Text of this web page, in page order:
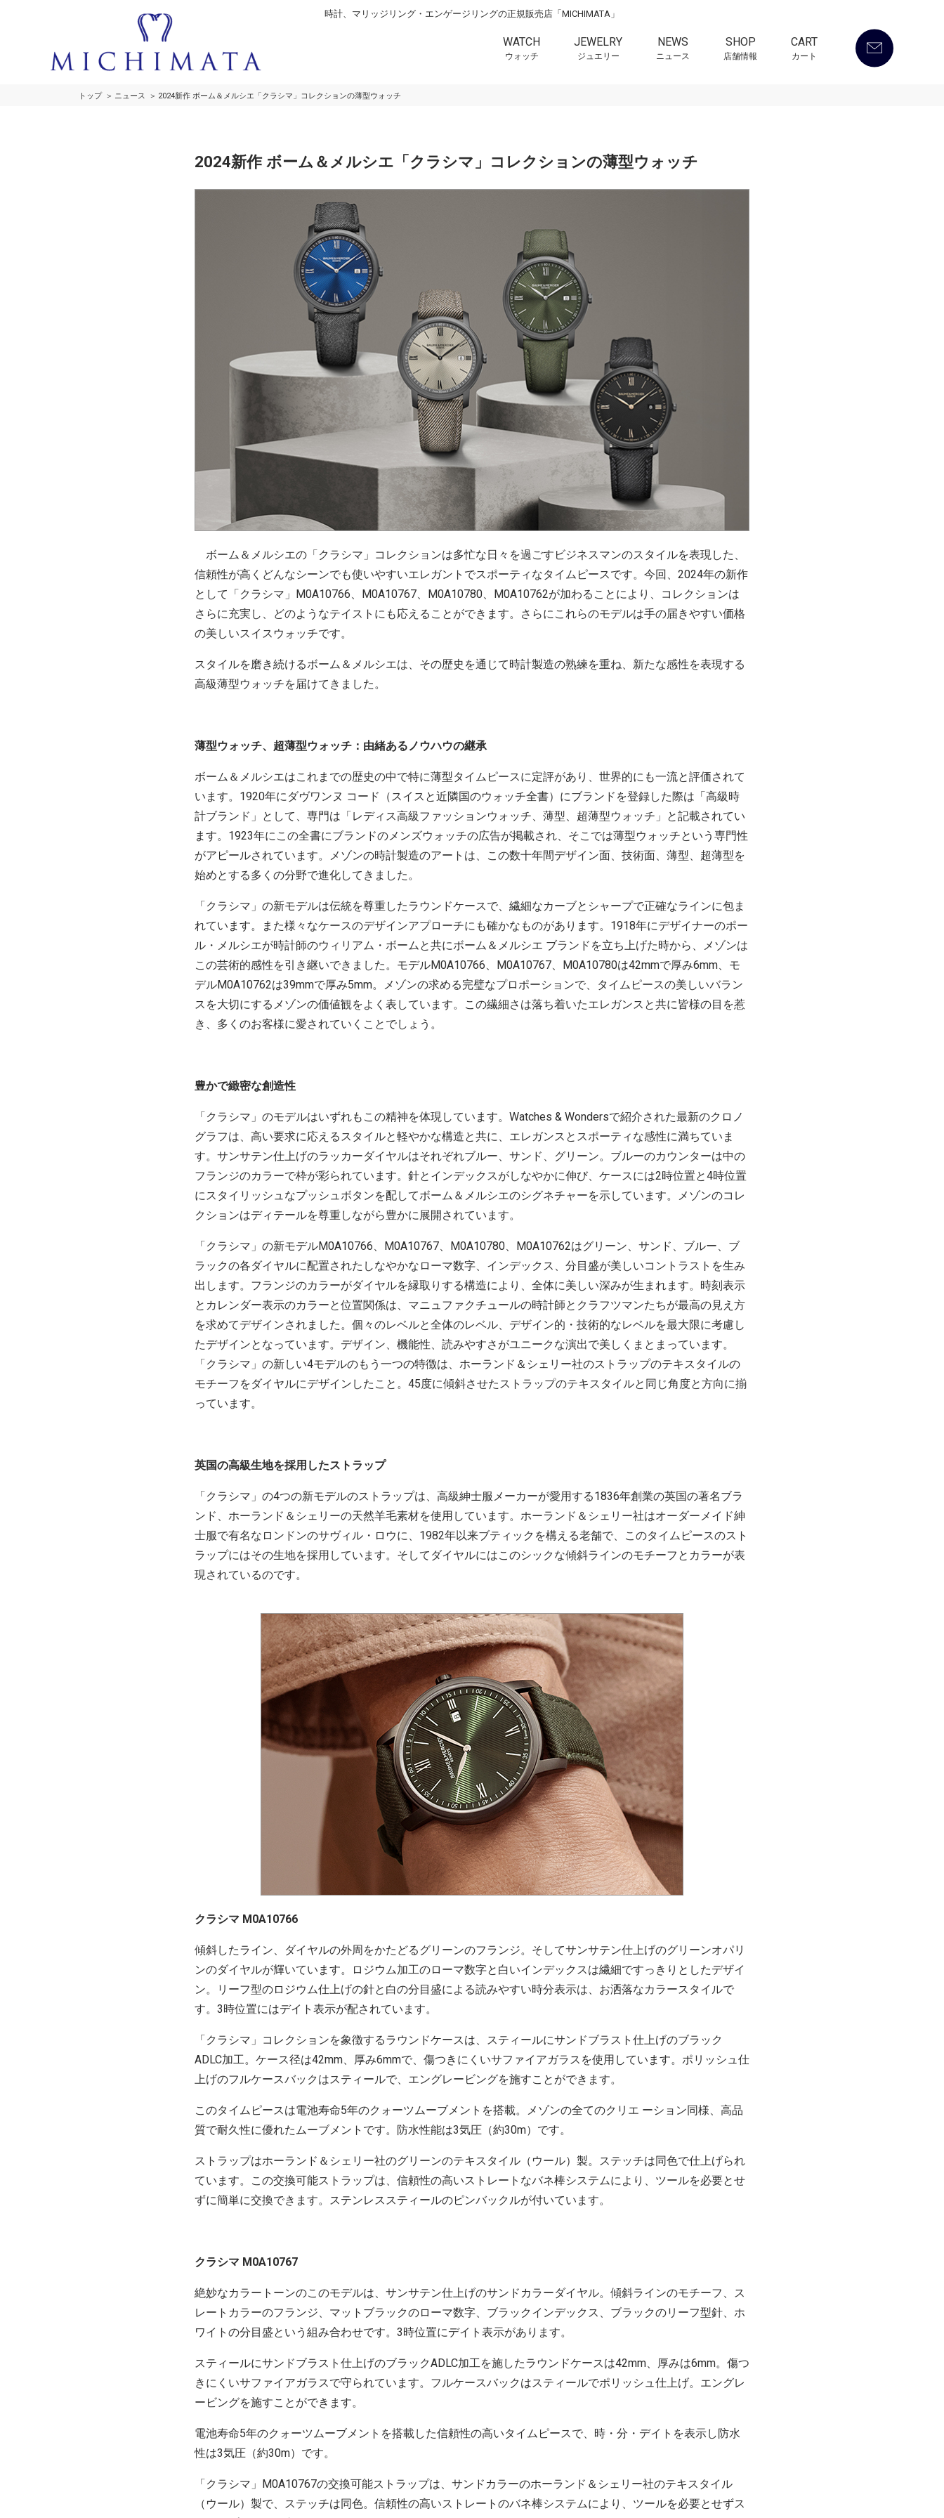
時計、マリッジリング・エンゲージリングの正規販売店「MICHIMATA」
WATCH
ウォッチ
JEWELRY
ジュエリー
NEWS
ニュース
SHOP
店舗情報
CART
カート
トップ ニュース 2024新作 ボーム＆メルシエ「クラシマ」コレクションの薄型ウォッチ
2024新作 ボーム＆メルシエ「クラシマ」コレクションの薄型ウォッチ
ボーム＆メルシエの「クラシマ」コレクションは多忙な日々を過ごすビジネスマンのスタイルを表現した、
信頼性が高くどんなシーンでも使いやすいエレガントでスポーティなタイムピースです。今回、2024年の新作
として「クラシマ」M0A10766、M0A10767、M0A10780、M0A10762が加わることにより、コレクションは
さらに充実し、どのようなテイストにも応えることができます。さらにこれらのモデルは手の届きやすい価格
の美しいスイスウォッチです。
スタイルを磨き続けるボーム＆メルシエは、その歴史を通じて時計製造の熟練を重ね、新たな感性を表現する
高級薄型ウォッチを届けてきました。
薄型ウォッチ、超薄型ウォッチ：由緒あるノウハウの継承
ボーム＆メルシエはこれまでの歴史の中で特に薄型タイムピースに定評があり、世界的にも一流と評価されて
います。1920年にダヴワンヌ コード（スイスと近隣国のウォッチ全書）にブランドを登録した際は「高級時
計ブランド」として、専門は「レディス高級ファッションウォッチ、薄型、超薄型ウォッチ」と記載されてい
ます。1923年にこの全書にブランドのメンズウォッチの広告が掲載され、そこでは薄型ウォッチという専門性
がアピールされています。メゾンの時計製造のアートは、この数十年間デザイン面、技術面、薄型、超薄型を
始めとする多くの分野で進化してきました。
「クラシマ」の新モデルは伝統を尊重したラウンドケースで、繊細なカーブとシャープで正確なラインに包ま
れています。また様々なケースのデザインアプローチにも確かなものがあります。1918年にデザイナーのポー
ル・メルシエが時計師のウィリアム・ボームと共にボーム＆メルシエ ブランドを立ち上げた時から、メゾンは
この芸術的感性を引き継いできました。モデルM0A10766、M0A10767、M0A10780は42mmで厚み6mm、モ
デルM0A10762は39mmで厚み5mm。メゾンの求める完璧なプロポーションで、タイムピースの美しいバラン
スを大切にするメゾンの価値観をよく表しています。この繊細さは落ち着いたエレガンスと共に皆様の目を惹
き、多くのお客様に愛されていくことでしょう。
豊かで緻密な創造性
「クラシマ」のモデルはいずれもこの精神を体現しています。Watches & Wondersで紹介された最新のクロノ
グラフは、高い要求に応えるスタイルと軽やかな構造と共に、エレガンスとスポーティな感性に満ちていま
す。サンサテン仕上げのラッカーダイヤルはそれぞれブルー、サンド、グリーン。ブルーのカウンターは中の
フランジのカラーで枠が彩られています。針とインデックスがしなやかに伸び、ケースには2時位置と4時位置
にスタイリッシュなプッシュボタンを配してボーム＆メルシエのシグネチャーを示しています。メゾンのコレ
クションはディテールを尊重しながら豊かに展開されています。
「クラシマ」の新モデルM0A10766、M0A10767、M0A10780、M0A10762はグリーン、サンド、ブルー、ブ
ラックの各ダイヤルに配置されたしなやかなローマ数字、インデックス、分目盛が美しいコントラストを生み
出します。フランジのカラーがダイヤルを縁取りする構造により、全体に美しい深みが生まれます。時刻表示
とカレンダー表示のカラーと位置関係は、マニュファクチュールの時計師とクラフツマンたちが最高の見え方
を求めてデザインされました。個々のレベルと全体のレベル、デザイン的・技術的なレベルを最大限に考慮し
たデザインとなっています。デザイン、機能性、読みやすさがユニークな演出で美しくまとまっています。
「クラシマ」の新しい4モデルのもう一つの特徴は、ホーランド＆シェリー社のストラップのテキスタイルの
モチーフをダイヤルにデザインしたこと。45度に傾斜させたストラップのテキスタイルと同じ角度と方向に揃
っています。
英国の高級生地を採用したストラップ
「クラシマ」の4つの新モデルのストラップは、高級紳士服メーカーが愛用する1836年創業の英国の著名ブラ
ンド、ホーランド＆シェリーの天然羊毛素材を使用しています。ホーランド＆シェリー社はオーダーメイド紳
士服で有名なロンドンのサヴィル・ロウに、1982年以来ブティックを構える老舗で、このタイムピースのスト
ラップにはその生地を採用しています。そしてダイヤルにはこのシックな傾斜ラインのモチーフとカラーが表
現されているのです。
クラシマ M0A10766
傾斜したライン、ダイヤルの外周をかたどるグリーンのフランジ。そしてサンサテン仕上げのグリーンオパリ
ンのダイヤルが輝いています。ロジウム加工のローマ数字と白いインデックスは繊細ですっきりとしたデザイ
ン。リーフ型のロジウム仕上げの針と白の分目盛による読みやすい時分表示は、お洒落なカラースタイルで
す。3時位置にはデイト表示が配されています。
「クラシマ」コレクションを象徴するラウンドケースは、スティールにサンドブラスト仕上げのブラック
ADLC加工。ケース径は42mm、厚み6mmで、傷つきにくいサファイアガラスを使用しています。ポリッシュ仕
上げのフルケースバックはスティールで、エングレービングを施すことができます。
このタイムピースは電池寿命5年のクォーツムーブメントを搭載。メゾンの全てのクリエ ーション同様、高品
質で耐久性に優れたムーブメントです。防水性能は3気圧（約30m）です。
ストラップはホーランド＆シェリー社のグリーンのテキスタイル（ウール）製。ステッチは同色で仕上げられ
ています。この交換可能ストラップは、信頼性の高いストレートなバネ棒システムにより、ツールを必要とせ
ずに簡単に交換できます。ステンレススティールのピンバックルが付いています。
クラシマ M0A10767
絶妙なカラートーンのこのモデルは、サンサテン仕上げのサンドカラーダイヤル。傾斜ラインのモチーフ、ス
レートカラーのフランジ、マットブラックのローマ数字、ブラックインデックス、ブラックのリーフ型針、ホ
ワイトの分目盛という組み合わせです。3時位置にデイト表示があります。
スティールにサンドブラスト仕上げのブラックADLC加工を施したラウンドケースは42mm、厚みは6mm。傷つ
きにくいサファイアガラスで守られています。フルケースバックはスティールでポリッシュ仕上げ。エングレ
ービングを施すことができます。
電池寿命5年のクォーツムーブメントを搭載した信頼性の高いタイムピースで、時・分・デイトを表示し防水
性は3気圧（約30m）です。
「クラシマ」M0A10767の交換可能ストラップは、サンドカラーのホーランド＆シェリー社のテキスタイル
（ウール）製で、ステッチは同色。信頼性の高いストレートのバネ棒システムにより、ツールを必要とせずス